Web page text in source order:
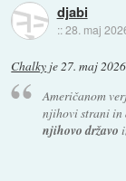
djabi
::28. maj
Chalky je27. maj
Američanom
njihovi strani in
njihovo državo